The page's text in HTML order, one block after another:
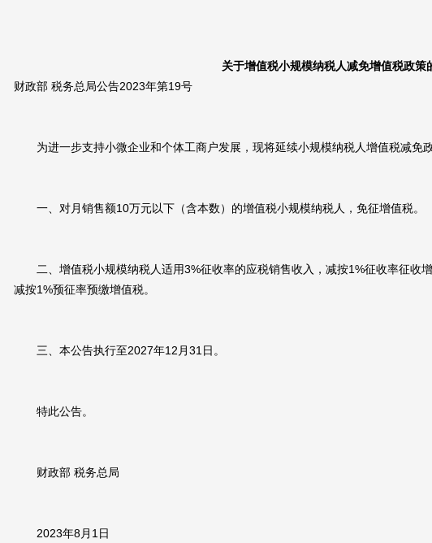
关于增值税小规模纳税人减免增值税政策
财政部 税务总局公告2023年第19号
为进一步支持小微企业和个体工商户发展，现将延续小规模纳税人增值税减免
一、对月销售额10万元以下（含本数）的增值税小规模纳税人，免征增值税。
二、增值税小规模纳税人适用3%征收率的应税销售收入，减按1%征收率征收增
减按1%预征率预缴增值税。
三、本公告执行至2027年12月31日。
特此公告。
财政部 税务总局
2023年8月1日